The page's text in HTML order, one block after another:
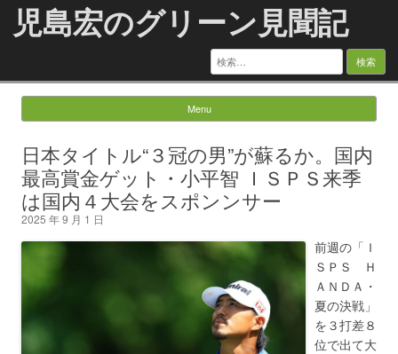
児島宏のグリーン見聞記
検
索:
Menu
日本タイトル“３冠の男”が蘇るか。国内
最高賞金ゲット・小平智 ＩＳＰＳ来季
は国内４大会をスポンンサー
2025 年 9 月 1 日
前週の「Ｉ
ＳＰＳ Ｈ
ＡＮＤＡ・
夏の決戦」
を３打差８
位で出て大